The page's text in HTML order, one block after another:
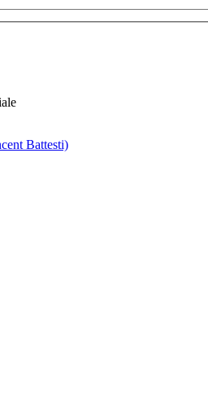
Battesti)